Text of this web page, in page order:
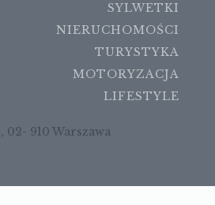
SYLWETKI
NIERUCHOMOŚCI
TURYSTYKA
MOTORYZACJA
LIFESTYLE
02- 910 Warszawa